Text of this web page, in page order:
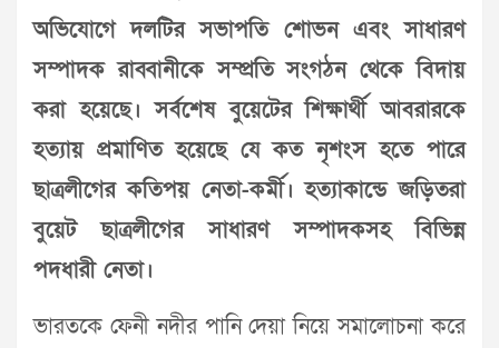
অভিযোগে দলটির সভাপতি শোভন এবং সাধারণ
সম্পাদক রাব্বানীকে সম্প্রতি সংগঠন থেকে বিদায়
করা হয়েছে। সর্বশেষ বুয়েটের শিক্ষার্থী আবরারকে
হত্যায় প্রমাণিত হয়েছে যে কত নৃশংস হতে পারে
ছাত্রলীগের কতিপয় নেতা-কর্মী। হত্যাকান্ডে জড়িতরা
বুয়েট ছাত্রলীগের সাধারণ সম্পাদকসহ বিভিন্ন
পদধারী নেতা।
ভারতকে ফেনী নদীর পানি দেয়া নিয়ে সমালোচনা করে